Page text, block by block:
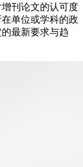
刊论文的认可度
单位或学科的政
最新要求与趋